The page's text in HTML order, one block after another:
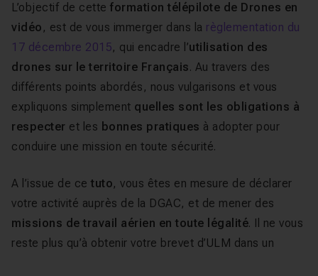
L’objectif de cette formation télépilote de Drones en
vidéo , est de vous immerger dans la règlementation du
17 décembre 2015, qui encadre l’utilisation des
drones sur le territoire Français. Au travers des
différents points abordés, nous vulgarisons et vous
expliquons simplement quelles sont les obligations à
respecter et les bonnes pratiques à adopter pour
conduire une mission en toute sécurité.
A l’issue de ce tuto, vous êtes en mesure de déclarer
votre activité auprès de la DGAC, et de mener des
missions de travail aérien en toute légalité. Il ne vous
reste plus qu’à obtenir votre brevet d’ULM dans un